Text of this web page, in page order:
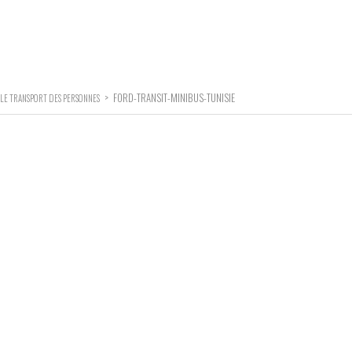
TRANSPORT DES PERSONNES > FORD-TRANSIT-MINIBUS-TUNISIE